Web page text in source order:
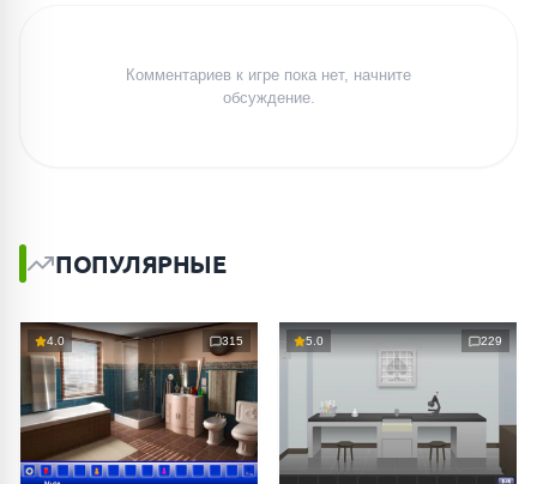
Комментариев к игре пока нет, начните
обсуждение.
ПОПУЛЯРНЫЕ
4.0 315 5.0 229